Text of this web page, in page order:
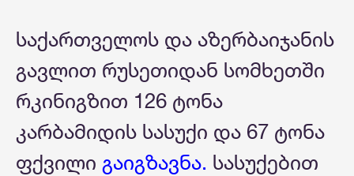
საქართველოს და აზერბაიჯანის
გავლით რუსეთიდან სომხეთში
რკინიგზით 126 ტონა
კარბამიდის სასუქი და 67 ტონა
ფქვილი გაიგზავნა. სასუქებით